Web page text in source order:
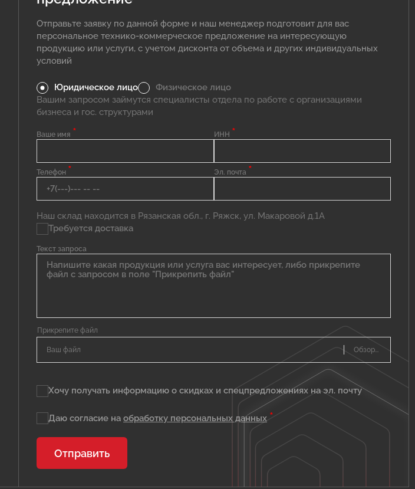
Отправьте заявку по данной форме и наш менеджер подготовит для вас
персональное технико-коммерческое предложение на интересующую
продукцию или услуги, с учетом дисконта от объема и других индивидуальных
условий
Юридическое лицо
Физическое лицо
Вашим запросом займутся специалисты отдела по работе с организациями
бизнеса и гос. структурами
Ваше имя * ИНН *
Телефон * Эл. почта *
Наш склад находится в Рязанская обл., г. Ряжск, ул. Макаровой д.1А
Требуется доставка
Текст запроса
Ваш файл
Хочу получать информацию о скидках и спецпредложениях на эл. почту
Даю согласие на обработку персональных данных *
Отправить